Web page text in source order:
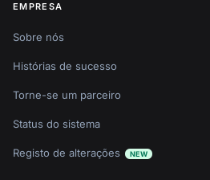
EMPRESA
Sobre nós
Histórias de sucesso
Torne-se um parceiro
Status do sistema
Registo de alterações NEW